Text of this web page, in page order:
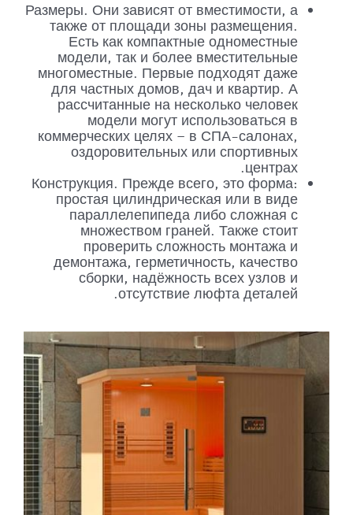
Размеры. Они зависят от вместимости, а
также от площади зоны размещения.
Есть как компактные одноместные
модели, так и более вместительные
многоместные. Первые подходят даже
для частных домов, дач и квартир. А
рассчитанные на несколько человек
модели могут использоваться в
коммерческих целях – в СПА-салонах,
оздоровительных или спортивных
центрах.
Конструкция. Прежде всего, это форма:
простая цилиндрическая или в виде
параллелепипеда либо сложная с
множеством граней. Также стоит
проверить сложность монтажа и
демонтажа, герметичность, качество
сборки, надёжность всех узлов и
отсутствие люфта деталей.